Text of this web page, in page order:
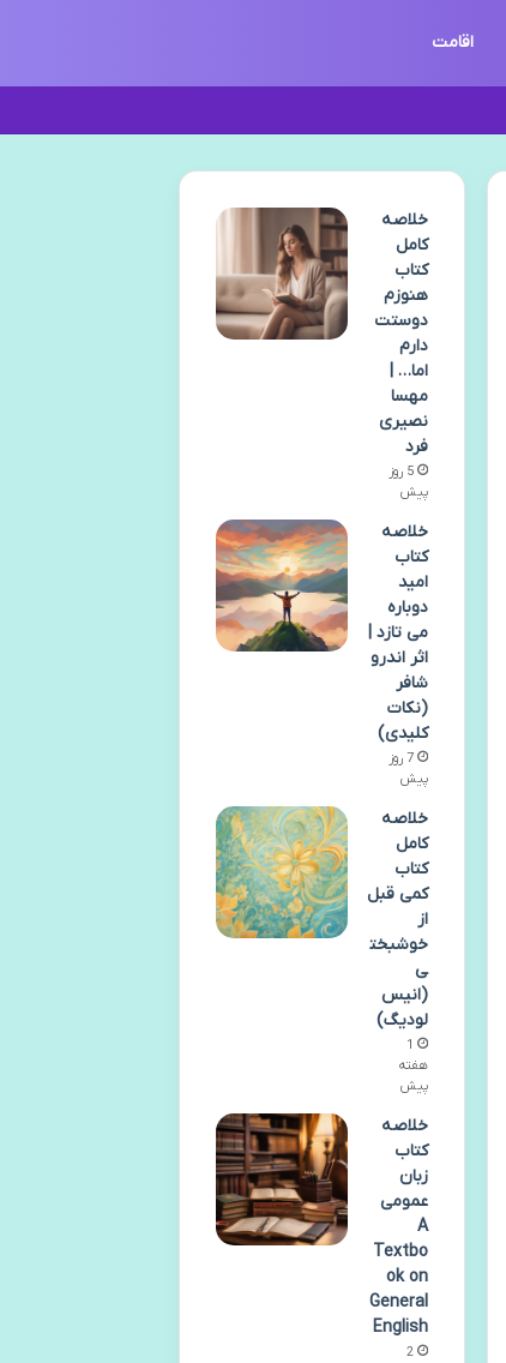
اقامت
خلاصه
کامل
کتاب
هنوزم
دوستت
دارم
اما… |
مهسا
نصیری
فرد
5 روز
پیش
خلاصه
کتاب
امید
دوباره
می تازد |
اثر اندرو
شافر
(نکات
کلیدی)
7 روز
پیش
خلاصه
کامل
کتاب
کمی قبل
از
خوشبخت
ی
(انیس
لودیگ)
1
هفته
پیش
خلاصه
کتاب
زبان
عمومی
A
Textbo
ok on
General
English
2